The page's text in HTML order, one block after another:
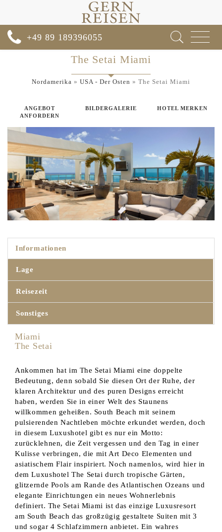
Toggle
+49 89 189396055
The Setai Miami
Nordamerika » USA - Der Osten » The Setai Miami
ANGEBOT
ANFORDERN
BILDERGALERIE HOTEL MERKEN
Informationen
Lage
Reisezeit
Sonstiges
Miami
The Setai
Ankommen hat im The Setai Miami eine doppelte
Bedeutung, denn sobald Sie diesen Ort der Ruhe, der
klaren Architektur und des puren Designs erreicht
haben, werden Sie in einer Welt des Staunens
willkommen geheißen. South Beach mit seinem
pulsierenden Nachtleben möchte erkundet werden, doch
in diesem Luxushotel gibt es nur ein Motto:
zurücklehnen, die Zeit vergessen und den Tag in einer
Kulisse verbringen, die mit Art Deco Elementen und
asiatischem Flair inspiriert. Noch namenlos, wird hier in
dem Luxushotel The Setai durch tropische Gärten,
glitzernde Pools am Rande des Atlantischen Ozeans und
elegante Einrichtungen ein neues Wohnerlebnis
definiert. The Setai Miami ist das einzige Luxusresort
am South Beach das großzügig gestaltete Suiten mit 3
und sogar 4 Schlafzimmern anbietet. Ein wahres